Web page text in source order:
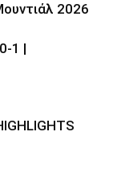
2026
1 |